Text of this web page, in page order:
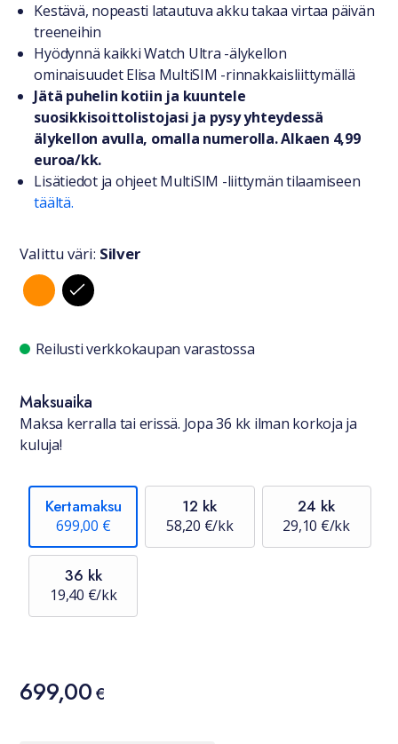
Kestävä, nopeasti latautuva akku takaa virtaa päivän
treeneihin
Hyödynnä kaikki Watch Ultra -älykellon
ominaisuudet Elisa MultiSIM -rinnakkaisliittymällä
Jätä puhelin kotiin ja kuuntele
suosikkisoittolistojasi ja pysy yhteydessä
älykellon avulla, omalla numerolla. Alkaen 4,99
euroa/kk.
Lisätiedot ja ohjeet MultiSIM -liittymän tilaamiseen
täältä.
Valitse väri
Valittu väri: Silver
Saatavuustiedot
Reilusti verkkokaupan varastossa
Maksuaika
Maksa kerralla tai erissä. Jopa 36 kk ilman korkoja ja
kuluja!
Kertamaksu
699,00 €
12 kk
58,20 €/kk
24 kk
29,10 €/kk
36 kk
19,40 €/kk
Hinta
699,00 €
699,00€